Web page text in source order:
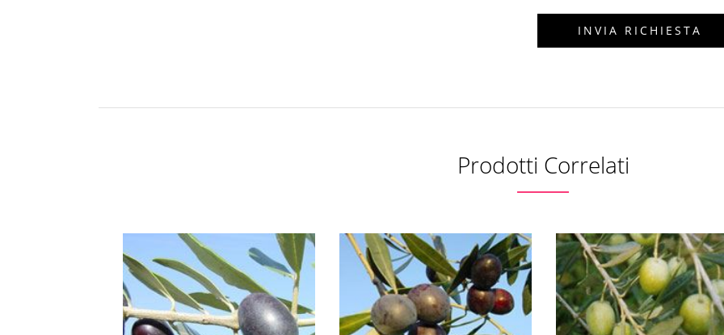
Prodotti Correlati